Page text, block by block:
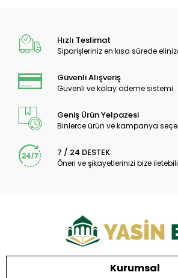
Hızlı Teslimat
Siparişleriniz en kısa sürede
Güvenli Alışveriş
Güvenli ve kolay ödeme sistemi
Geniş Ürün Yelpazesi
Binlerce ürün ve kampanya
7 / 24 DESTEK
Öneri ve şikayetlerinizi bize
Kurumsal